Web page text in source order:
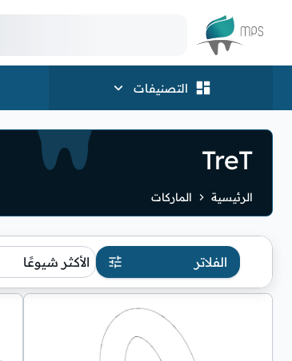
الشعار
التصنيفات
TreT
الرئيسية الماركات
الفلاتر الأكثر شيوعًا